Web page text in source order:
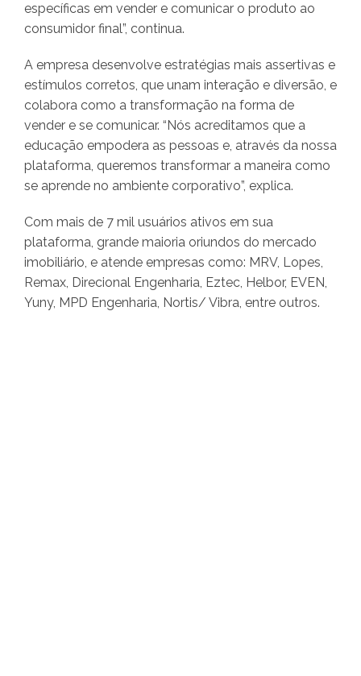
específicas em vender e comunicar o produto ao
consumidor final”, continua.
A empresa desenvolve estratégias mais assertivas e
estímulos corretos, que unam interação e diversão, e
colabora como a transformação na forma de
vender e se comunicar. “Nós acreditamos que a
educação empodera as pessoas e, através da nossa
plataforma, queremos transformar a maneira como
se aprende no ambiente corporativo”, explica.
Com mais de 7 mil usuários ativos em sua
plataforma, grande maioria oriundos do mercado
imobiliário, e atende empresas como: MRV, Lopes,
Remax, Direcional Engenharia, Eztec, Helbor, EVEN,
Yuny, MPD Engenharia, Nortis/ Vibra, entre outros.